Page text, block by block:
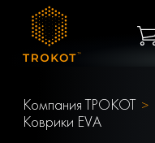
Компания ТРОКОТ
Коврики EVA